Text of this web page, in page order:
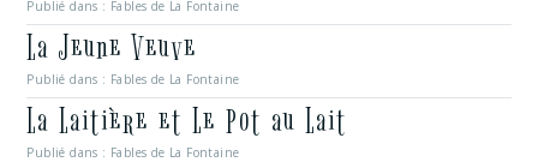
Publié dans : Fables de La Fontaine
La Jeune Veuve
Publié dans : Fables de La Fontaine
La Laitière et Le Pot au Lait
Publié dans : Fables de La Fontaine